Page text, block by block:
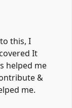
this, I
It
helped me
&
me.